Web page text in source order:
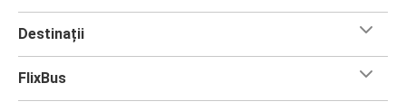
Destinații
FlixBus